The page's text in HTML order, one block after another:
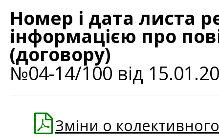
Номер і дата листа
інформацією про
(договору)
№04-14/100 від
Зміни о